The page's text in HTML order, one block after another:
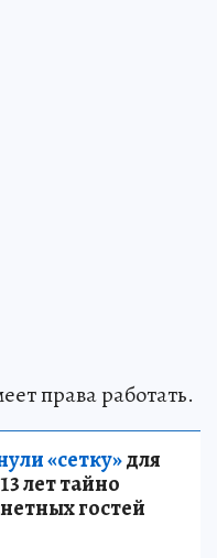
права работать.
«сетку»для
лет тайно
гостей